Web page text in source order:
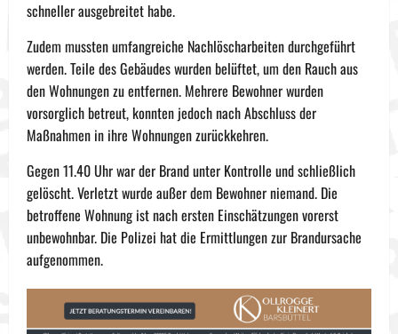
schneller ausgebreitet habe.
Zudem mussten umfangreiche Nachlöscharbeiten durchgeführt
werden. Teile des Gebäudes wurden belüftet, um den Rauch aus
den Wohnungen zu entfernen. Mehrere Bewohner wurden
vorsorglich betreut, konnten jedoch nach Abschluss der
Maßnahmen in ihre Wohnungen zurückkehren.
Gegen 11.40 Uhr war der Brand unter Kontrolle und schließlich
gelöscht. Verletzt wurde außer dem Bewohner niemand. Die
betroffene Wohnung ist nach ersten Einschätzungen vorerst
unbewohnbar. Die Polizei hat die Ermittlungen zur Brandursache
aufgenommen.